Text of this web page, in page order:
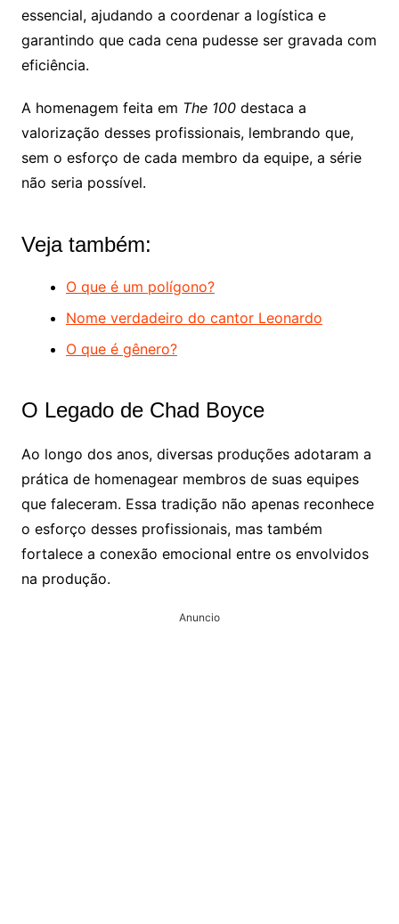
essencial, ajudando a coordenar a logística e
garantindo que cada cena pudesse ser gravada com
eficiência.
A homenagem feita em The 100destaca a
valorização desses profissionais, lembrando que,
sem o esforço de cada membro da equipe, a série
não seria possível.
Veja também:
O que é um polígono?
Nome verdadeiro do cantor Leonardo
O que é gênero?
O Legado de Chad Boyce
Ao longo dos anos, diversas produções adotaram a
prática de homenagear membros de suas equipes
que faleceram. Essa tradição não apenas reconhece
o esforço desses profissionais, mas também
fortalece a conexão emocional entre os envolvidos
na produção.
Anuncio